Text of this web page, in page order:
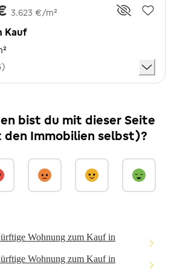
3.623 €/m²
Kauf
bist du mit dieser Seite
Immobilien selbst)?
Wohnung zum Kauf in
Wohnung zum Kauf in